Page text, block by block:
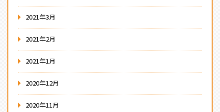
2021年3月
2021年2月
2021年1月
2020年12月
2020年11月